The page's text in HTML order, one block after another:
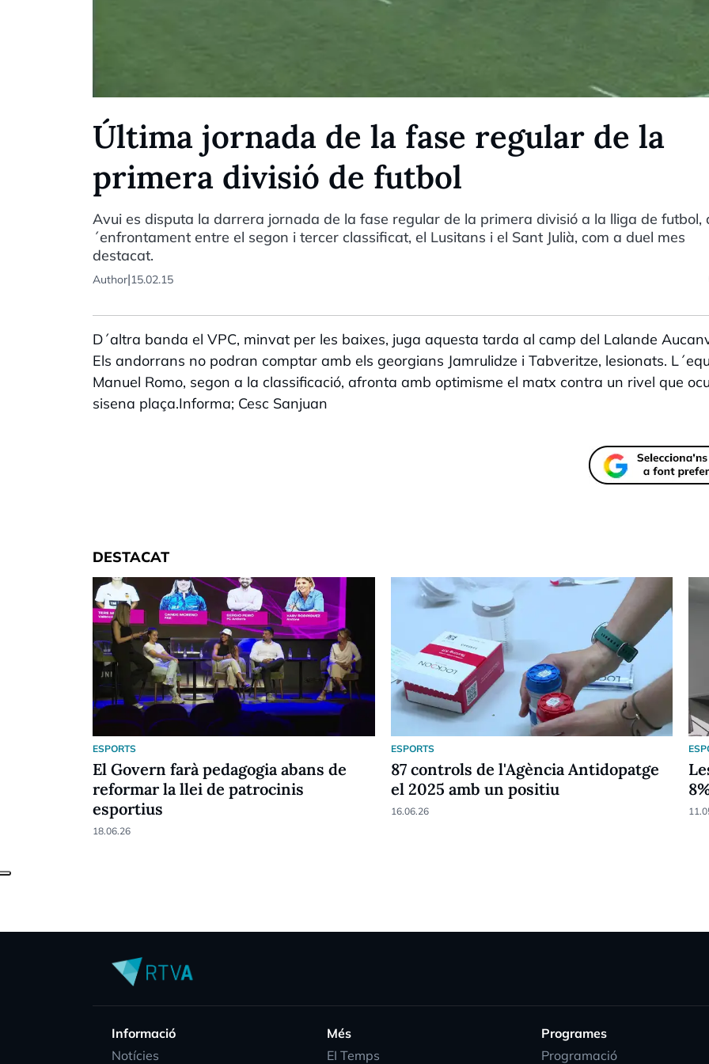
Última jornada de la fase regular de la
primera divisió de futbol
Avui es disputa la darrera jornada de la fase regular de la primera divisió a la lliga de futbol,
´enfrontament entre el segon i tercer classificat, el Lusitans i el Sant Julià, com a duel mes
destacat.
Author|15.02.15
D´altra banda el VPC, minvat per les baixes, juga aquesta tarda al camp del Lalande
Els andorrans no podran comptar amb els georgians Jamrulidze i Tabveritze, lesionats.
Manuel Romo, segon a la classificació, afronta amb optimisme el matx contra un rivel que
sisena plaça.Informa; Cesc Sanjuan
DESTACAT
ESPORTS
El Govern farà pedagogia abans de
reformar la llei de patrocinis
esportius
18.06.26
ESPORTS
87 controls de l'Agència Antidopatge
el 2025 amb un positiu
16.06.26
Informació
Notícies
Més
EI Temps
Programes
Programació